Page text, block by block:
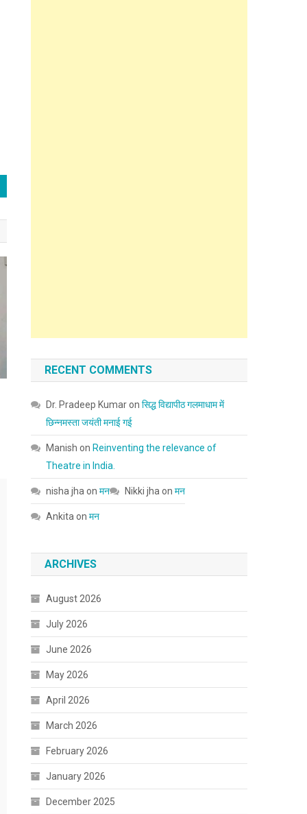
RECENT COMMENTS
Dr. Pradeep Kumaronसिद्ध विद्यापीठ गलमाधाम में
छिन्नमस्ता जयंती मनाई गई
Manish on Reinventing the relevance of
Theatre in India.
nisha jha onमन Nikki jha onमन
Ankita onमन
ARCHIVES
August 2026
July 2026
June 2026
May 2026
April 2026
March 2026
February 2026
January 2026
December 2025